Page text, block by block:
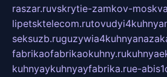
raszar.ruvskrytie-zamkov-
lipetsktelecom.ru
seksuzb.ru
fabrikaofabrikaokuhny.ru
kuhnyaykuhnyayfabrika.rue-